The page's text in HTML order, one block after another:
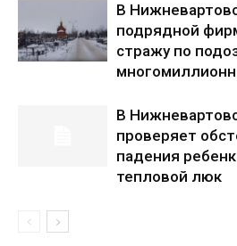
В
подрядной
стражу по
В
проверяет
падения
тепловой люк